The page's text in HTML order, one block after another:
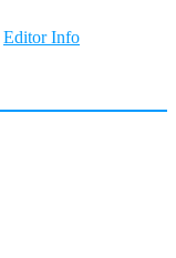
Editor Info